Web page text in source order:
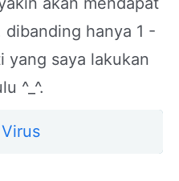
hanya 1 -
yang saya lakukan
^_^.